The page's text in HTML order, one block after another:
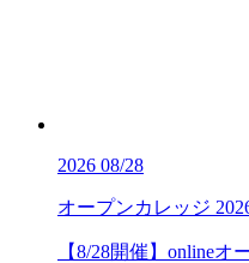
2026 08/28
オープンカレッジ
【8/28開催】online